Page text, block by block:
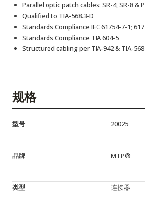
Parallel optic patch cables: SR-4, SR-8 &
Qualified to TIA-568.3-D
Standards Compliance IEC 61754-7-1;
Standards Compliance TIA 604-5
Structured cabling per TIA-942 & TIA-568
规格
型号 20025
品牌 MTP®
类型 连接器